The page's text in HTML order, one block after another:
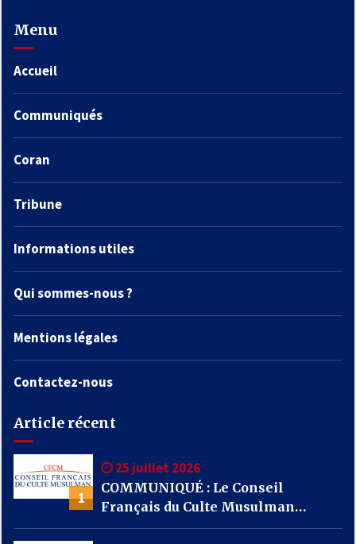
Menu
Accueil
Communiqués
Coran
Tribune
Informations utiles
Qui sommes-nous ?
Mentions légales
Contactez-nous
Article récent
1
25 juillet 2026
COMMUNIQUÉ : Le Conseil
Français du Culte Musulman
(CFCM) appelle l’ensemble des